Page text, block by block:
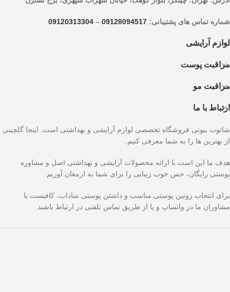
شماره تماس های پشتیبانی: 09128094517
–
09120313304
لوازم آرایشی
مراقبت پوست
مراقبت مو
ارتباط با ما
شاتوت بیوتی فروشگاه تخصصی لوازم آرایشی و بهداشتی است. اینجا گلچینی
از بهترین ها را به شما معرفی کنیم.
هدف ما این است با ارائه محصولات آرایشی و بهداشتی اصل و مشاوره
پوستی رایگان، حس خوب زیبایی را برای شما به ارمغان آوریم.
برای انتخاب روتین پوستی مناسب و داشتن پوستی شاداب، کافیست با
مشاوران ما در واتساپ و یا از طریق تماس تلفنی در ارتباط باشید.